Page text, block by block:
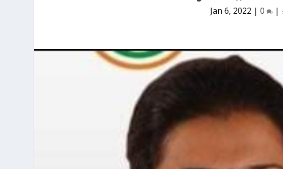
Jan 6, 2022 | 0 |